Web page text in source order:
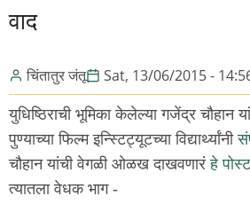
वाद
चिंतातुर जंतू Sat, 13/06/2015 -
युधिष्ठिराची भूमिका केलेल्या गजेंद्र चौहान
पुण्याच्या फिल्म इन्स्टिट्यूटच्या विद्यार्थ्यांनी
चौहान यांची वेगळी ओळख दाखवणारंहे पोस्ट
त्यातला वेधक भाग -